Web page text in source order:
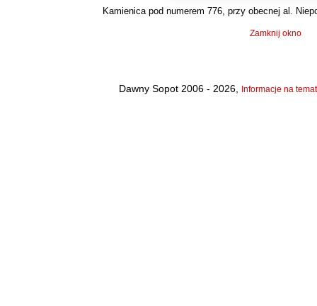
Kamienica pod numerem 776, przy obecnej al.
Zamknij okno
Dawny Sopot 2006 - 2026, Informacje na